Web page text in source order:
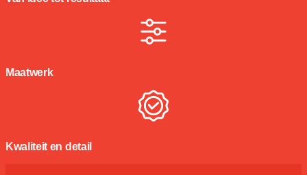
Maatwerk
Kwaliteit en detail